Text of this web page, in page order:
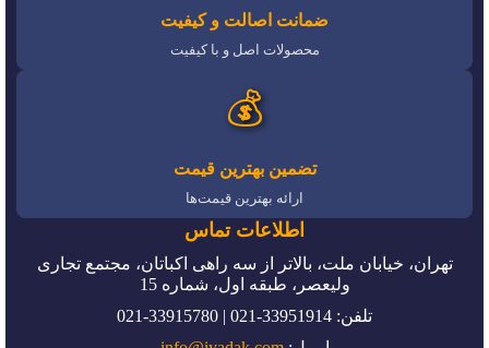
ضمانت اصالت و کیفیت
محصولات اصل و با کیفیت
💰
تضمین بهترین قیمت
ارائه بهترین قیمت‌ها
اطلاعات تماس
تهران، خیابان ملت، بالاتر از سه راهی اکباتان، مجتمع تجاری
ولیعصر، طبقه اول، شماره 15
تلفن: 33951914-021 | 33915780-021